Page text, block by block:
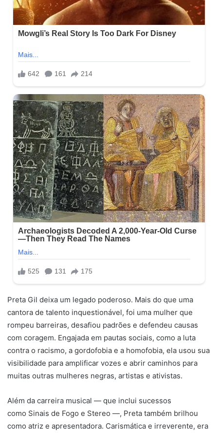
Preta Gil deixa um legado poderoso. Mais do que uma
cantora de talento inquestionável, foi uma mulher que
rompeu barreiras, desafiou padrões e defendeu causas
com coragem. Engajada em pautas sociais, como a luta
contra o racismo, a gordofobia e a homofobia, ela usou sua
visibilidade para amplificar vozes e abrir caminhos para
muitas outras mulheres negras, artistas e ativistas.
Além da carreira musical — que inclui sucessos
como Sinais de Fogo e Stereo —, Preta também brilhou
como atriz e apresentadora. Carismática e irreverente, era